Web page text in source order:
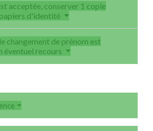
acceptée, conserver 1 copie
d'identité
changement de prénom est
éventuel recours